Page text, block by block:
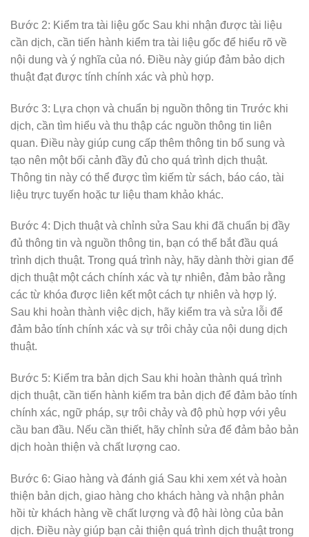
Bước 2: Kiểm tra tài liệu gốc Sau khi nhận được tài liệu
cần dịch, cần tiến hành kiểm tra tài liệu gốc để hiểu rõ về
nội dung và ý nghĩa của nó. Điều này giúp đảm bảo dịch
thuật đạt được tính chính xác và phù hợp.
Bước 3: Lựa chọn và chuẩn bị nguồn thông tin Trước khi
dịch, cần tìm hiểu và thu thập các nguồn thông tin liên
quan. Điều này giúp cung cấp thêm thông tin bổ sung và
tạo nên một bối cảnh đầy đủ cho quá trình dịch thuật.
Thông tin này có thể được tìm kiếm từ sách, báo cáo, tài
liệu trực tuyến hoặc tư liệu tham khảo khác.
Bước 4: Dịch thuật và chỉnh sửa Sau khi đã chuẩn bị đầy
đủ thông tin và nguồn thông tin, bạn có thể bắt đầu quá
trình dịch thuật. Trong quá trình này, hãy dành thời gian để
dịch thuật một cách chính xác và tự nhiên, đảm bảo rằng
các từ khóa được liên kết một cách tự nhiên và hợp lý.
Sau khi hoàn thành việc dịch, hãy kiểm tra và sửa lỗi để
đảm bảo tính chính xác và sự trôi chảy của nội dung dịch
thuật.
Bước 5: Kiểm tra bản dịch Sau khi hoàn thành quá trình
dịch thuật, cần tiến hành kiểm tra bản dịch để đảm bảo tính
chính xác, ngữ pháp, sự trôi chảy và độ phù hợp với yêu
cầu ban đầu. Nếu cần thiết, hãy chỉnh sửa để đảm bảo bản
dịch hoàn thiện và chất lượng cao.
Bước 6: Giao hàng và đánh giá Sau khi xem xét và hoàn
thiện bản dịch, giao hàng cho khách hàng và nhận phản
hồi từ khách hàng về chất lượng và độ hài lòng của bản
dịch. Điều này giúp bạn cải thiện quá trình dịch thuật trong